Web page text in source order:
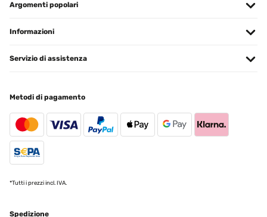
Tradurre
29/05/2023
amplia capota, esta sombrilla de jardín proporciona una protección
solar excepcional durante el día. Pero lo que realmente lo distingue
es su encantadora transformación nocturna.Alimentadas por
paneles solares, las luces LED en la parte superior y en el interior
de la sombrilla se cargan durante el día, lo que le permite disfrutar
de su abrazo luminoso una vez que desciende el crepúsculo.Puede
modificar sin esfuerzo el ángulo y la altura de su posición, lo que
Usuario/a de amazon
Argomenti popolari
Informazioni
Servizio di assistenza
Metodi di pagamento
*Tutti i prezzi incl. IVA.
Spedizione